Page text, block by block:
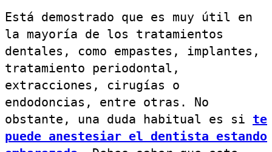
Está demostrado que es muy útil en
la mayoría de los tratamientos
dentales, como empastes, implantes,
tratamiento periodontal,
extracciones, cirugías o
endodoncias, entre otras. No
obstante, una duda habitual es si te
puede anestesiar el dentista estando